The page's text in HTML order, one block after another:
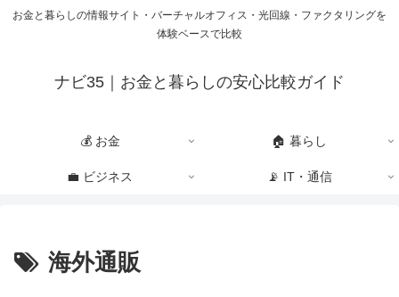
お金と暮らしの情報サイト・バーチャルオフィス・光回線・ファクタリングを
体験ベースで比較
ナビ35｜お金と暮らしの安心比較ガイド
💰 お金 🏠 暮らし
💼 ビジネス 📡 IT・通信
海外通販